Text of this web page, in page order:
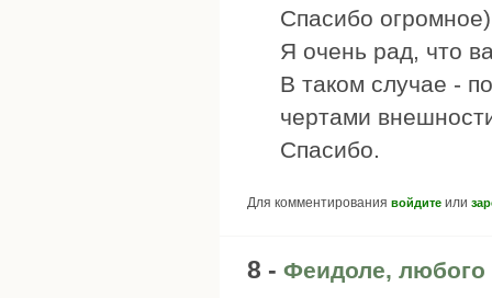
Спасибо огромное)
Я очень рад, что
В таком случае -
чертами
Спасибо.
Для комментирования войдите или
8 - Феидоле, любого